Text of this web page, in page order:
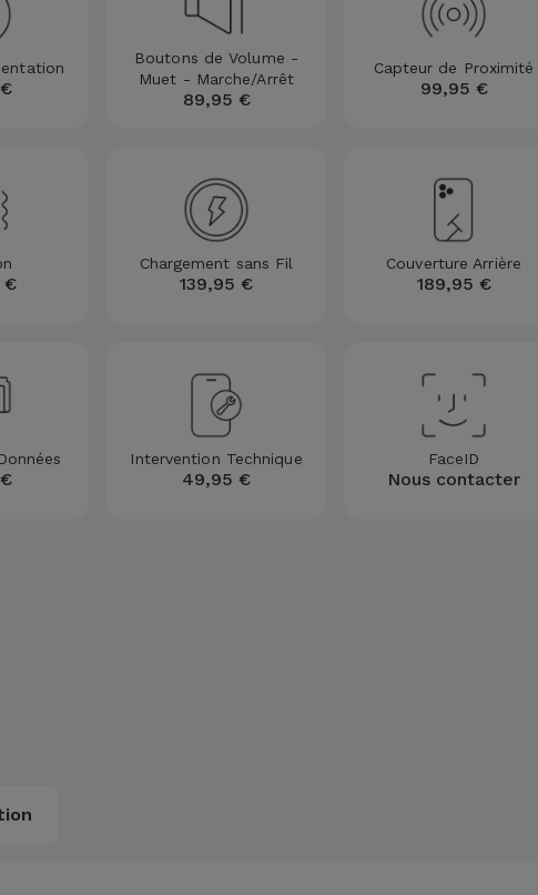
Boutons de Volume -
Muet - Marche/Arrêt
89,95 €
Capteur de Proximité
99,95 €
€
Chargement sans Fil
139,95 €
Couverture Arrière
189,95 €
Intervention Technique
49,95 €
FaceID
Nous contacter